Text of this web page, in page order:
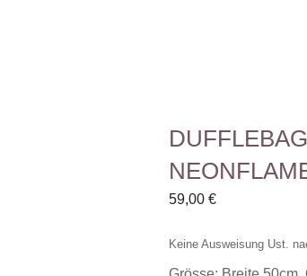
DUFFLEBAG
59,00 €
Keine Ausweisung Ust.